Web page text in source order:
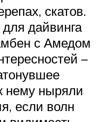
скатов.
дайвинга
с Амедом
–
нему ныряли
если волн